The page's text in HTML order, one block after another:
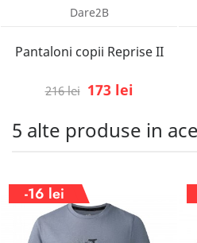
Dare2B
Pantaloni copii Reprise II
216 lei 173 lei
5 alte produse in
-16 lei